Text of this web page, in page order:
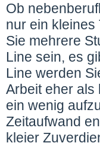
Ob
nur ein kleines
Sie mehrere
Line sein, es
Line werden
Arbeit eher als
ein wenig
Zeitaufwand
kleier